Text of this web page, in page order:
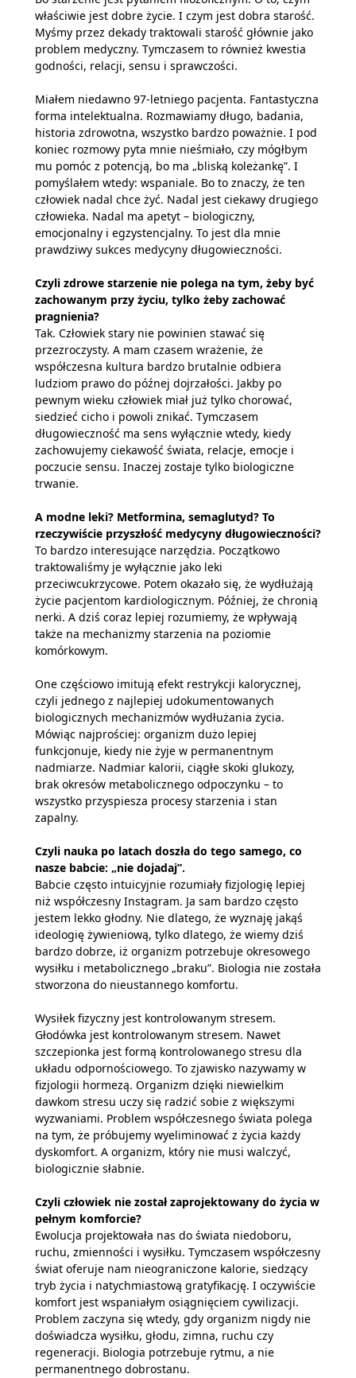
właściwie jest dobre życie. I czym jest dobra starość.
Myśmy przez dekady traktowali starość głównie jako
problem medyczny. Tymczasem to również kwestia
godności, relacji, sensu i sprawczości.
Miałem niedawno 97-letniego pacjenta. Fantastyczna
forma intelektualna. Rozmawiamy długo, badania,
historia zdrowotna, wszystko bardzo poważnie. I pod
koniec rozmowy pyta mnie nieśmiało, czy mógłbym
mu pomóc z potencją, bo ma „bliską koleżankę”. I
pomyślałem wtedy: wspaniale. Bo to znaczy, że ten
człowiek nadal chce żyć. Nadal jest ciekawy drugiego
człowieka. Nadal ma apetyt – biologiczny,
emocjonalny i egzystencjalny. To jest dla mnie
prawdziwy sukces medycyny długowieczności.
Czyli zdrowe starzenie nie polega na tym, żeby być
zachowanym przy życiu, tylko żeby zachować
pragnienia?
Tak. Człowiek stary nie powinien stawać się
przezroczysty. A mam czasem wrażenie, że
współczesna kultura bardzo brutalnie odbiera
ludziom prawo do późnej dojrzałości. Jakby po
pewnym wieku człowiek miał już tylko chorować,
siedzieć cicho i powoli znikać. Tymczasem
długowieczność ma sens wyłącznie wtedy, kiedy
zachowujemy ciekawość świata, relacje, emocje i
poczucie sensu. Inaczej zostaje tylko biologiczne
trwanie.
A modne leki? Metformina, semaglutyd? To
rzeczywiście przyszłość medycyny długowieczności?
To bardzo interesujące narzędzia. Początkowo
traktowaliśmy je wyłącznie jako leki
przeciwcukrzycowe. Potem okazało się, że wydłużają
życie pacjentom kardiologicznym. Później, że chronią
nerki. A dziś coraz lepiej rozumiemy, że wpływają
także na mechanizmy starzenia na poziomie
komórkowym.
One częściowo imitują efekt restrykcji kalorycznej,
czyli jednego z najlepiej udokumentowanych
biologicznych mechanizmów wydłużania życia.
Mówiąc najprościej: organizm dużo lepiej
funkcjonuje, kiedy nie żyje w permanentnym
nadmiarze. Nadmiar kalorii, ciągłe skoki glukozy,
brak okresów metabolicznego odpoczynku – to
wszystko przyspiesza procesy starzenia i stan
zapalny.
Czyli nauka po latach doszła do tego samego, co
nasze babcie: „nie dojadaj”.
Babcie często intuicyjnie rozumiały fizjologię lepiej
niż współczesny Instagram. Ja sam bardzo często
jestem lekko głodny. Nie dlatego, że wyznaję jakąś
ideologię żywieniową, tylko dlatego, że wiemy dziś
bardzo dobrze, iż organizm potrzebuje okresowego
wysiłku i metabolicznego „braku”. Biologia nie została
stworzona do nieustannego komfortu.
Wysiłek fizyczny jest kontrolowanym stresem.
Głodówka jest kontrolowanym stresem. Nawet
szczepionka jest formą kontrolowanego stresu dla
układu odpornościowego. To zjawisko nazywamy w
fizjologii hormezą. Organizm dzięki niewielkim
dawkom stresu uczy się radzić sobie z większymi
wyzwaniami. Problem współczesnego świata polega
na tym, że próbujemy wyeliminować z życia każdy
dyskomfort. A organizm, który nie musi walczyć,
biologicznie słabnie.
Czyli człowiek nie został zaprojektowany do życia w
pełnym komforcie?
Ewolucja projektowała nas do świata niedoboru,
ruchu, zmienności i wysiłku. Tymczasem współczesny
świat oferuje nam nieograniczone kalorie, siedzący
tryb życia i natychmiastową gratyfikację. I oczywiście
komfort jest wspaniałym osiągnięciem cywilizacji.
Problem zaczyna się wtedy, gdy organizm nigdy nie
doświadcza wysiłku, głodu, zimna, ruchu czy
regeneracji. Biologia potrzebuje rytmu, a nie
permanentnego dobrostanu.